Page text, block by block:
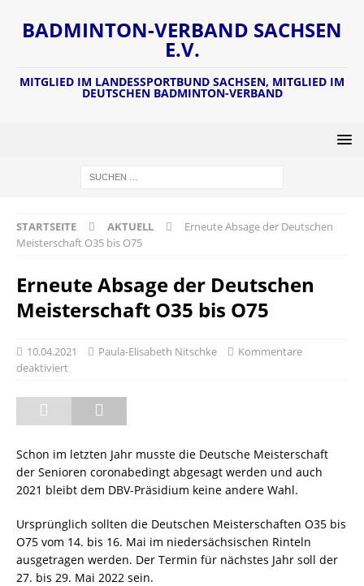
BADMINTON-VERBAND SACHSEN
E.V.
MITGLIED IM LANDESSPORTBUND SACHSEN, MITGLIED IM
DEUTSCHEN BADMINTON-VERBAND
STARTSEITE AKTUELL
Erneute Absage der Deutschen
Meisterschaft O35 bis O75
Erneute Absage der Deutschen
Meisterschaft O35 bis O75
10.04.2021 Paula-Elisabeth Nitschke
Kommentare
deaktiviert
Schon im letzten Jahr musste die Deutsche Meisterschaft
der Senioren coronabedingt abgesagt werden und auch
2021 bleibt dem DBV-Präsidium keine andere Wahl.
Ursprünglich sollten die Deutschen Meisterschaften O35 bis
O75 vom 14. bis 16. Mai im niedersächsischen Rinteln
ausgetragen werden. Der Termin für nächstes Jahr soll der
27. bis 29. Mai 2022 sein.